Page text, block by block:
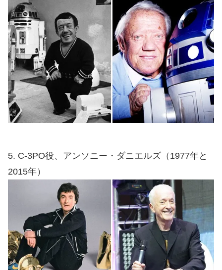
5. C-3PO役、アンソニー・ダニエルズ（1977年と
2015年）